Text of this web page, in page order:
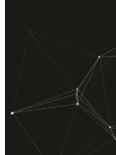
Mekanik Tesisat, Elektrik
göstermekte olup müşteri
teknik kadrosuyla proje,
Hakkımızda
Hizmetlerimiz
İletişim